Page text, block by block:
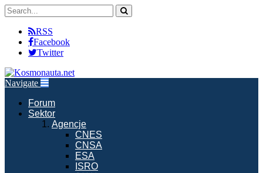
RSS
Facebook
Twitter
Navigate
Forum
Sektor
Agencje
CNES
CNSA
ESA
ISRO